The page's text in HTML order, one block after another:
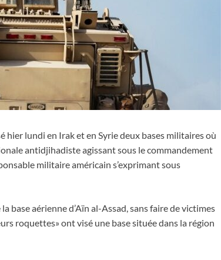
lundi en Irak et en Syrie deux bases militaires où
antidjihadiste agissant sous le commandement
militaire américain s’exprimant sous
base aérienne d’Aïn al-Assad, sans faire de victimes
roquettes» ont visé une base située dans la région